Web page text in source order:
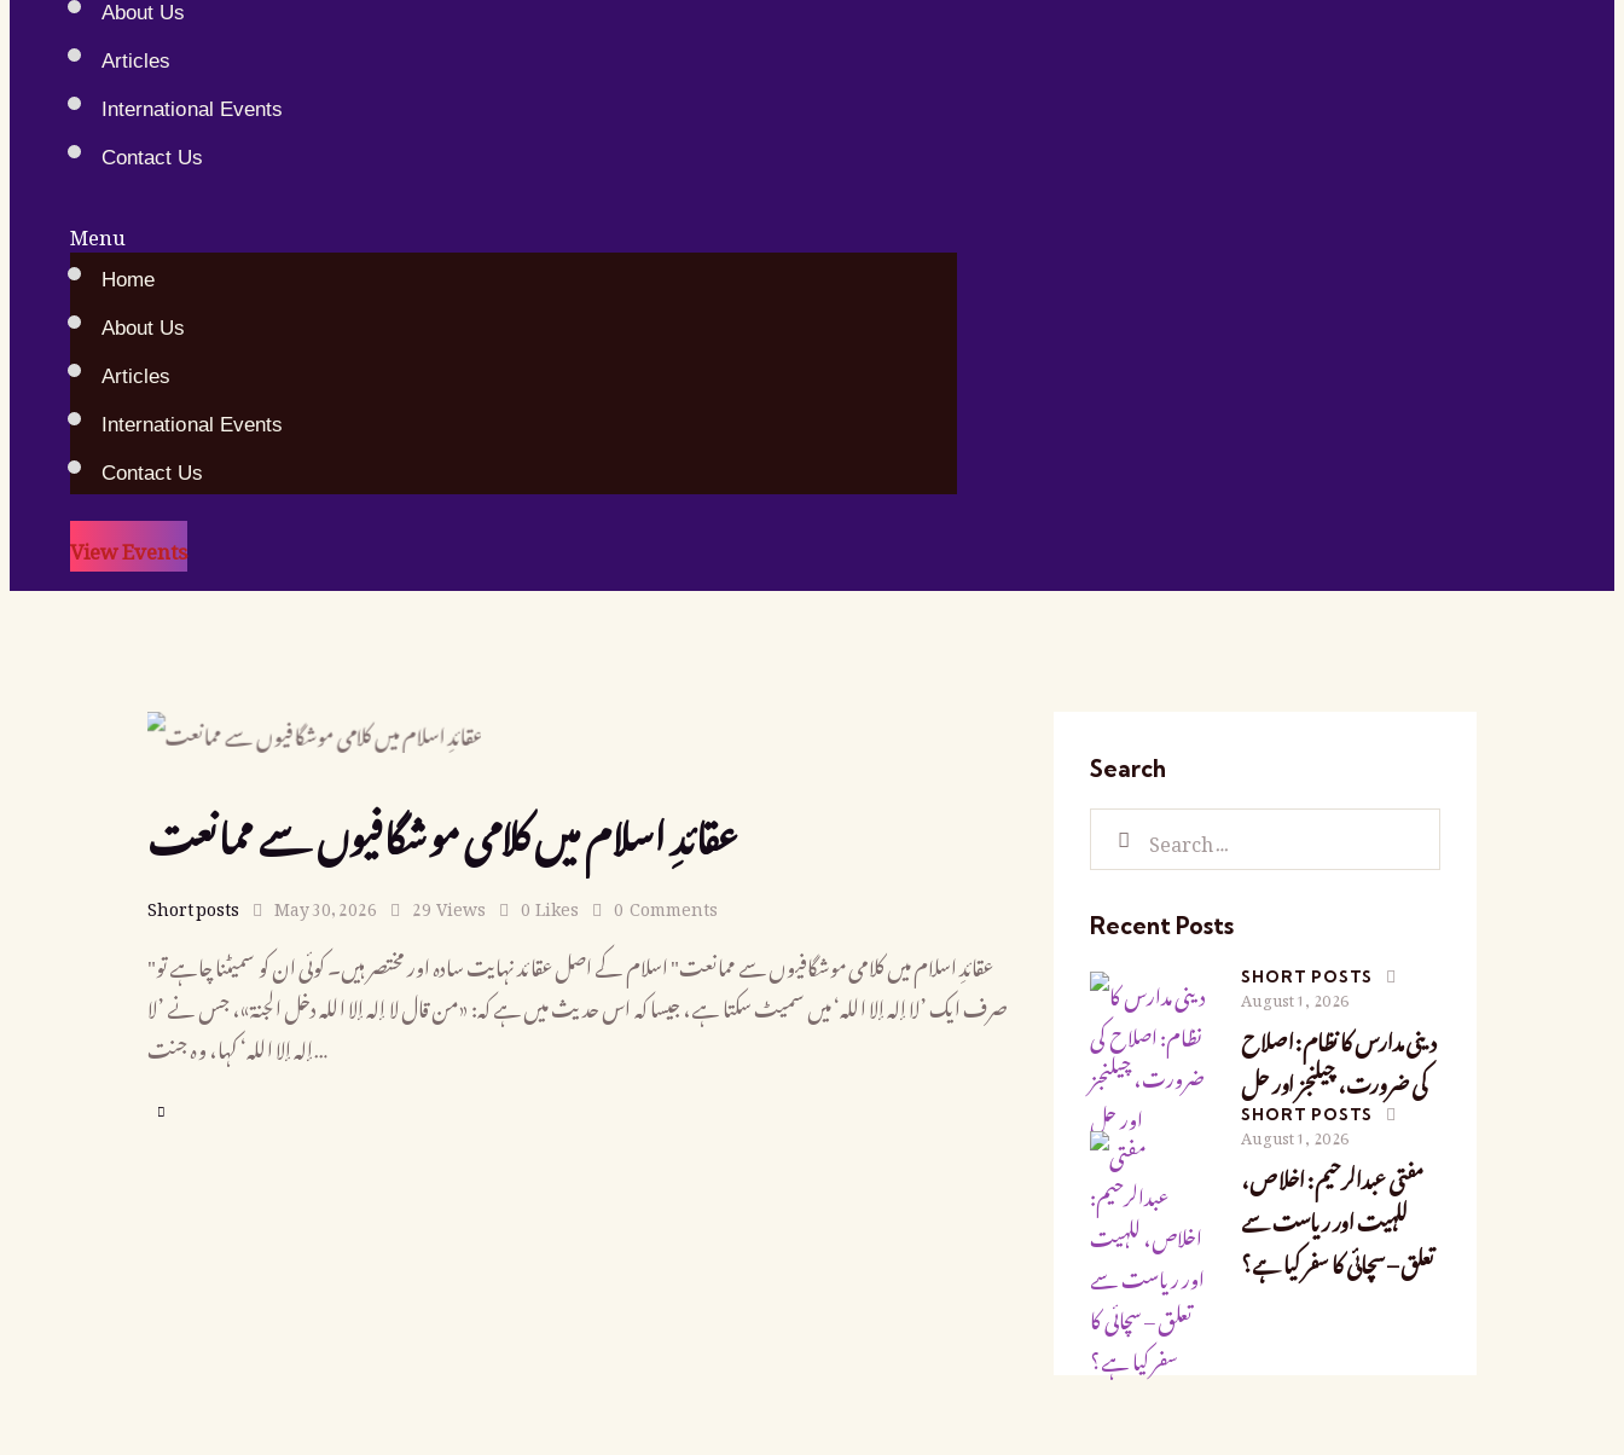
About Us
Articles
International Events
Contact Us
Menu
Home
About Us
Articles
International Events
Contact Us
View Events
عقائدِ اسلام میں کلامی موشگافیوں سے ممانعت
Short posts May 30, 2026 29Views 0Likes 0 Comments
"عقائدِ اسلام میں کلامی موشگافیوں سے ممانعت" اسلام کے اصل عقائد نہایت سادہ اور مختصر ہیں۔ کوئی ان کو سمیٹنا چاہے تو
صرف ایک ’لا إله إلا الله‘ میں سمیٹ سکتا ہے، جیسا کہ اس حدیث میں ہے کہ: «من قال لا إله إلا الله دخل الجنة»، جس نے ’لا
إله إلا الله‘ کہا، وہ جنت…
Search
Search
for:
Recent Posts
SHORT POSTS
August 1, 2026
دینی مدارس کا نظام: اصلاح
کی ضرورت، چیلنجز اور حل
SHORT POSTS
August 1, 2026
مفتی عبدالرحیم: اخلاص،
للہیت اور ریاست سے
تعلق – سچائی کا سفر کیا ہے؟